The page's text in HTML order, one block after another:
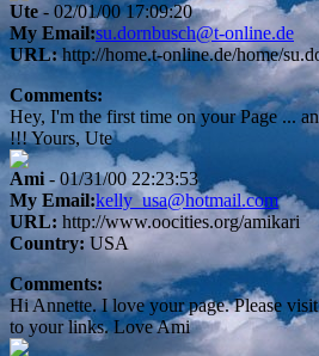
Ute- 02/01/00 17:09:20
My Email:su.dornbusch@t-online.de
URL:http://home.t-online.de/home/
Comments:
Hey, I'm the first time on your Page ...
!!! Yours, Ute
Ami - 01/31/00 22:23:53
My Email:kelly_usa@hotmail.com
URL: http://www.oocities.org/amikari
Country: USA
Comments:
Hi Annette. I love your page. Please
to your links. Love Ami